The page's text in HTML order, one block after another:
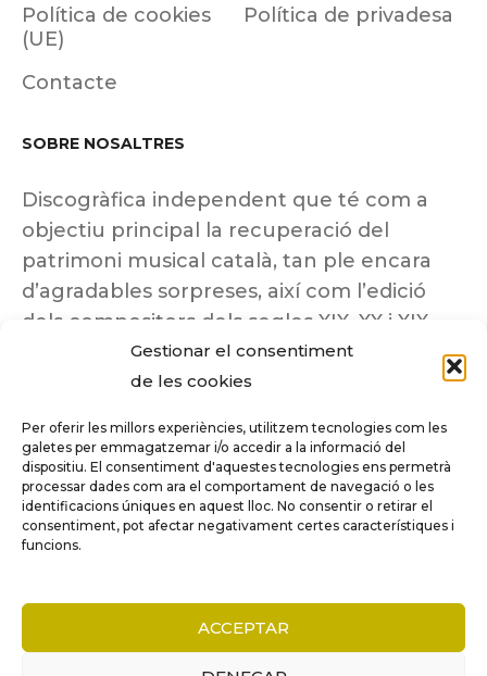
Gestionar el consentiment
de les cookies
Per oferir les millors experiències, utilitzem tecnologies com les
galetes per emmagatzemar i/o accedir a la informació del
dispositiu. El consentiment d'aquestes tecnologies ens permetrà
processar dades com ara el comportament de navegació o les
identificacions úniques en aquest lloc. No consentir o retirar el
consentiment, pot afectar negativament certes característiques i
funcions.
ACCEPTAR
Política de cookies
(UE)
Política de privadesa
Contacte
SOBRE NOSALTRES
Discogràfica independent que té com a
objectiu principal la recuperació del
patrimoni musical català, tan ple encara
d’agradables sorpreses, així com l’edició
dels compositors dels segles XIX, XX i XIX
insuficientment coneguts.
Tots els drets reservats a ©Columna
Música.
COMPARE (0)